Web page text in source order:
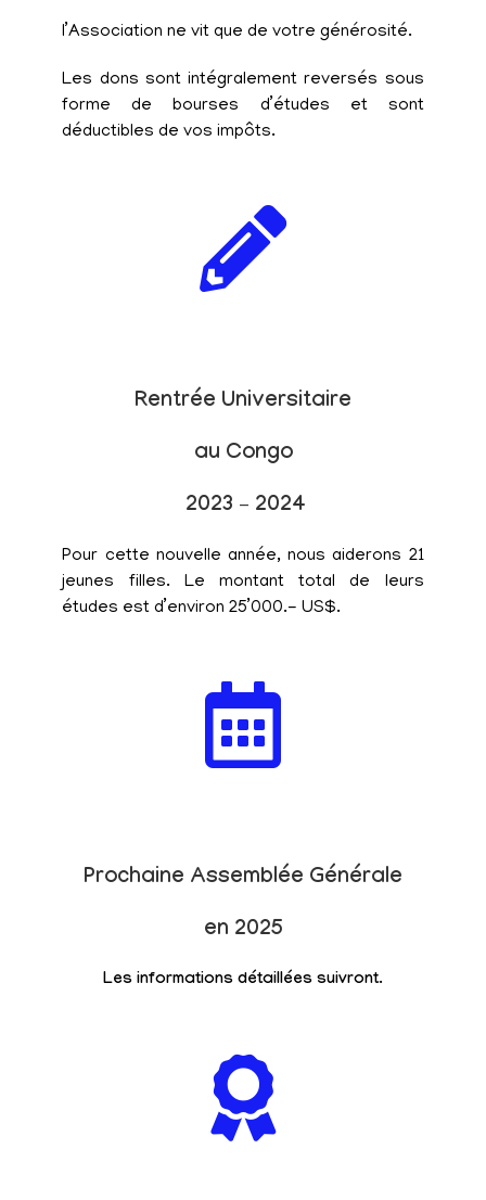
l’Association ne vit que de votre générosité.
Les dons sont intégralement reversés sous
forme de bourses d’études et sont
déductibles de vos impôts.
Rentrée Universitaire
au Congo
2023 – 2024
Pour cette nouvelle année, nous aiderons 21
jeunes filles. Le montant total de leurs
études est d’environ 25’000.- US$.
Prochaine Assemblée Générale
en 2025
Les informations détaillées suivront.